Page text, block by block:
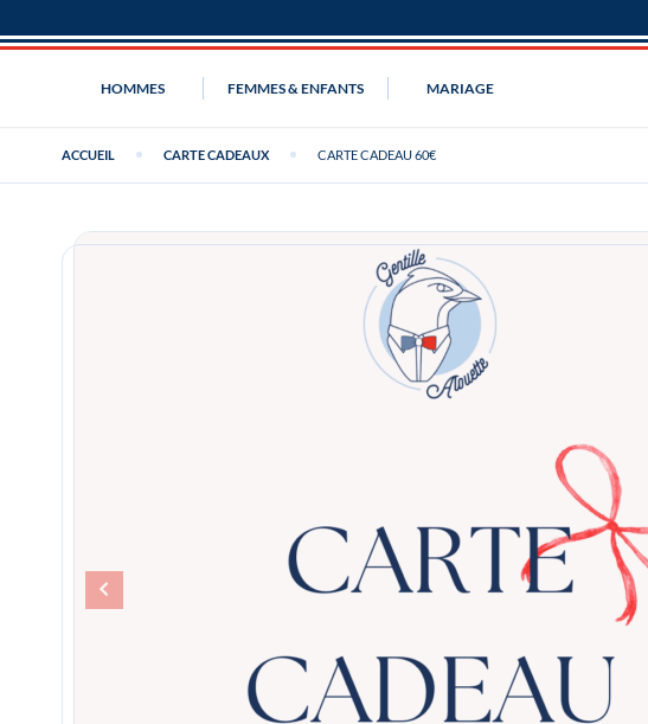
HOMMES FEMMES & ENFANTS MARIAGE
ACCUEIL CARTE CADEAUX CARTE CADEAU 60€